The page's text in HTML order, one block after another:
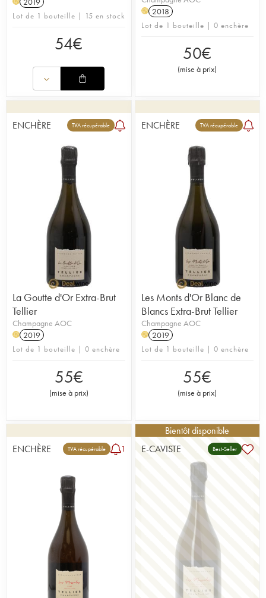
Lot de 1 bouteille | 15 en stock
54€
H 2018
Lot de 1 bouteille | 0 enchère
50€
(mise à prix)
ENCHÈRE TVA récupérable
La Goutte d'Or Extra-Brut
Tellier
Champagne AOC
H 2019
Lot de 1 bouteille | 0 enchère
55€
(mise à prix)
ENCHÈRE TVA récupérable
Les Monts d'Or Blanc de
Blancs Extra-Brut Tellier
Champagne AOC
H 2019
Lot de 1 bouteille | 0 enchère
55€
(mise à prix)
ENCHÈRE TVA récupérable 1
Bientôt disponible
E-CAVISTE
Best-Seller